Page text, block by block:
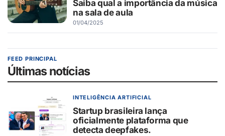
Saiba qual a importância da música
na sala de aula
01/04/2025
FEED PRINCIPAL
Últimas notícias
INTELIGÊNCIA ARTIFICIAL
Startup brasileira lança
oficialmente plataforma que
detecta deepfakes.